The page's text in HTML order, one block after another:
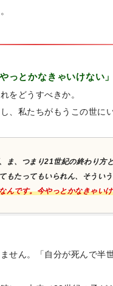
とかなきゃいけない」
をどうすべきか。
、私たちがもうこの世
ま、つまり21世紀の終わり方
たってもいられん、そういう
んです。今やっとかなきゃい
せん。「自分が死んで半